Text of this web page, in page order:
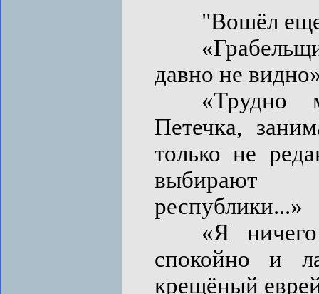
"Вошёл еще
давно не
«Трудно
Петечка,
только не
выбирают
республики...»
«Я ничего
спокойно и
крещёный